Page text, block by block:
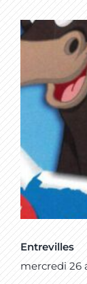
Entrevilles
mercredi 26